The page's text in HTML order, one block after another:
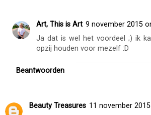
Art, This is Art 9 november 2015
Ja dat is wel het voordeel ;) ik
opzij houden voor mezelf :D
Beantwoorden
Beauty Treasures 11 november